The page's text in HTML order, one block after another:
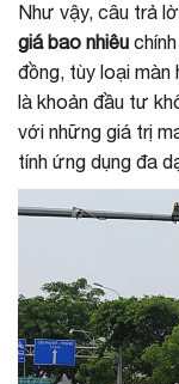
Như vậy, câu trả
giá bao nhiêu
đồng, tùy loại màn
là khoản đầu tư
với những giá trị
tính ứng dụng đa